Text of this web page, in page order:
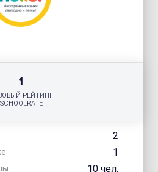
2
1
10 чел.
1
РЕЙТИНГ
SCHOOLRATE